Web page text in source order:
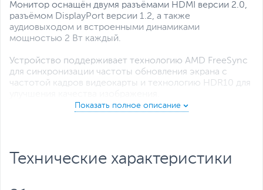
Монитор оснащён двумя разъёмами HDMI версии 2.0,
разъёмом DisplayPort версии 1.2, а также
аудиовыходом и встроенными динамиками
мощностью 2 Вт каждый.
Устройство поддерживает технологию AMD FreeSync
для синхронизации частоты обновления экрана с
частотой кадров видеокарты и технологию HDR10 для
Технические характеристики